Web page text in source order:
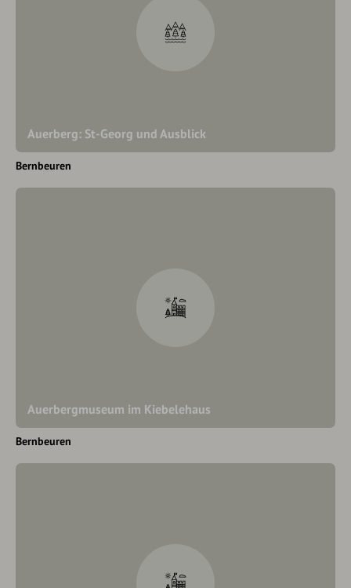
Auerberg: St-Georg und Ausblick
Bernbeuren
Auerbergmuseum im Kiebelehaus
Bernbeuren